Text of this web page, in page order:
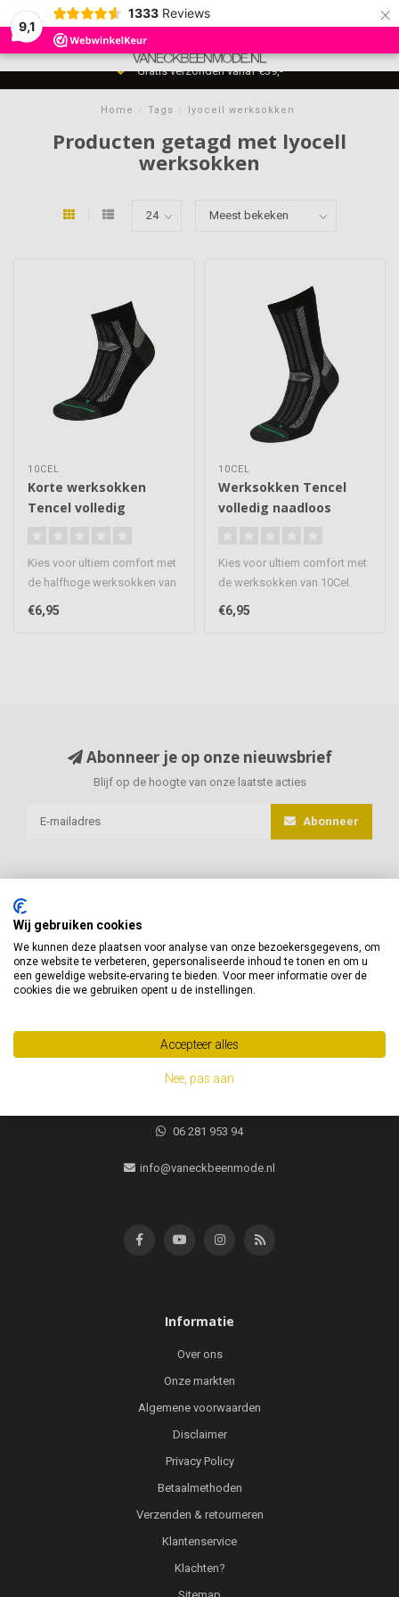
9,1
1333 Reviews ×
MENU
0
Gratis verzonden vanaf €39,-
Home / Tags / lyocell werksokken
Producten getagd met lyocell
werksokken
10CEL
Korte werksokken
Tencel volledig
Kies voor ultiem comfort met
de halfhoge werksokken van
10Cel. Gemaakt van sterk..
€6,95
10CEL
Werksokken Tencel
volledig naadloos
Kies voor ultiem comfort met
de werksokken van 10Cel.
Gemaakt van sterk,
ademend..
€6,95
Abonneer je op onze nieuwsbrief
Blijf op de hoogte van onze laatste acties
Abonneer
van Eck Beenmode
Heeft u vragen of advies nodig, neem gerust contact met ons op!
1311 HK
Almere, Nederland
06 281 953 94
info@vaneckbeenmode.nl
Informatie
Over ons
Onze markten
Algemene voorwaarden
Disclaimer
Privacy Policy
Betaalmethoden
Verzenden & retourneren
Klantenservice
Klachten?
Wij gebruiken cookies
We kunnen deze plaatsen voor analyse van onze bezoekersgegevens, om
onze website te verbeteren, gepersonaliseerde inhoud te tonen en om u
een geweldige website-ervaring te bieden. Voor meer informatie over de
cookies die we gebruiken opent u de instellingen.
Accepteer alles
Nee, pas aan